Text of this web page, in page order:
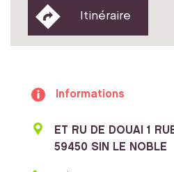
Itinéraire
Informations
ET RU DE DOUAI 1
59450 SIN LE NOBLE